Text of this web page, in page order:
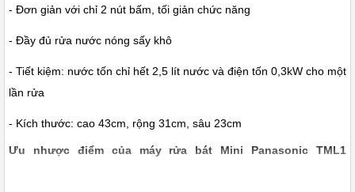
- Đơn giản với chỉ 2 nút bấm, tối giản chức năng
- Đầy đủ rửa nước nóng sấy khô
- Tiết kiệm: nước tốn chỉ hết 2,5 lít nước và điện tốn 0,3kW cho một
lần rửa
- Kích thước: cao 43cm, rộng 31cm, sâu 23cm
Ưu nhược điểm của máy rửa bát Mini Panasonic TML1